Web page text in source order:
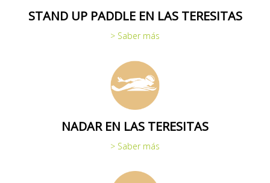
STAND UP PADDLE EN LAS TERESITAS
> Saber más
NADAR EN LAS TERESITAS
> Saber más